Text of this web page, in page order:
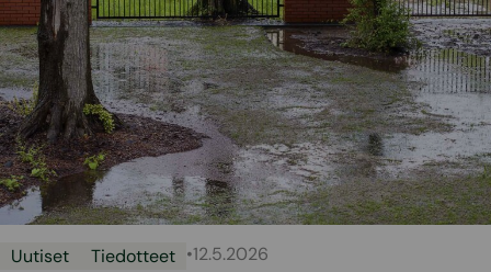
Uutiset Tiedotteet •12.5.2026